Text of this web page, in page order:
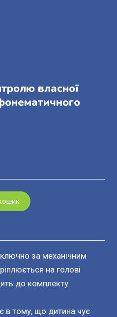
власної
за механічним
на голові
до комплекту.
в тому, що дитина чує